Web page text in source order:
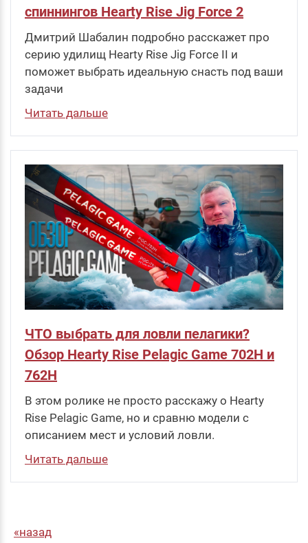
спиннингов Hearty Rise Jig Force 2
Дмитрий Шабалин подробно расскажет про
серию удилищ Hearty Rise Jig Force II и
поможет выбрать идеальную снасть под ваши
задачи
Читать дальше
ЧТО выбрать для ловли пелагики?
Обзор Hearty Rise Pelagic Game 702H и
762H
В этом ролике не просто расскажу о Hearty
Rise Pelagic Game, но и сравню модели с
описанием мест и условий ловли.
Читать дальше
назад